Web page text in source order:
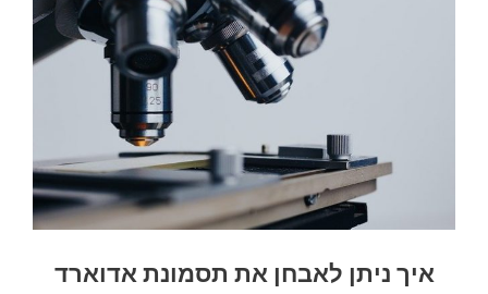
איך ניתן לאבחן את תסמונת אדוארד